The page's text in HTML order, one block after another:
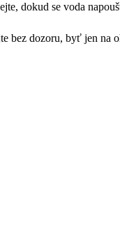
dokud se voda
bez dozoru, byť jen na